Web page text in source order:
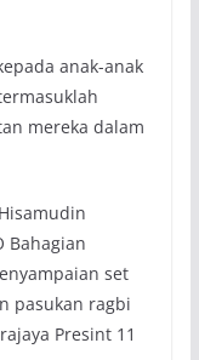
anak-anak
mereka dalam
Bahagian
set
pasukan ragbi
Presint 11